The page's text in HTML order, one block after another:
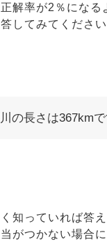
解率が2％になる
してみてください
の長さは367kmで
知っていれば答
がつかない場合